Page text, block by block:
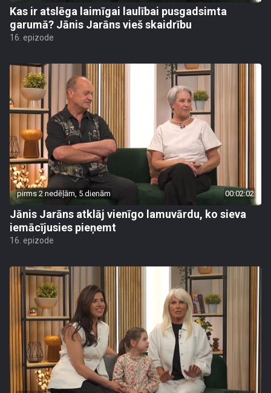
Kas ir atslēga laimīgai laulībai pusgadsimta
garumā? Jānis Jarāns vieš skaidrību
16. epizode
pirms 2 nedēļām, 5 dienām 00:02:02
Jānis Jarāns atklāj vienīgo lamuvārdu, ko sieva
iemācījusies pieņemt
16. epizode